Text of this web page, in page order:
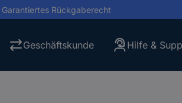
Garantiertes Rückgaberecht
Geschäftskunde Hilfe &